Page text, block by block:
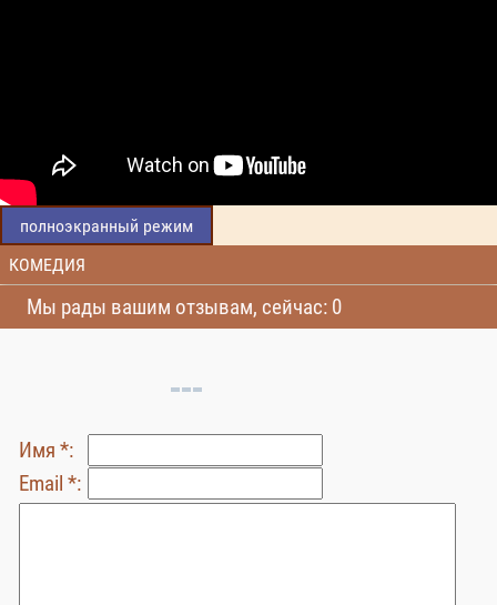
полноэкранный режим
КОМЕДИЯ
Мы рады вашим отзывам, сейчас: 0
Имя *:
Email *: